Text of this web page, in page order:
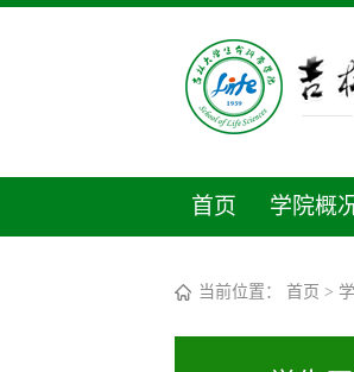
首页 学院概
当前位置： 首页 >